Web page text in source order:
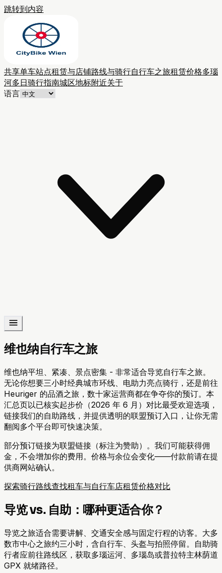
跳转到内容
共享单车站点租赁与店铺路线与骑行自行车之旅租赁价格多瑙
河多日骑行指南城区地标附近关于
语言
维也纳自行车之旅
维也纳平坦、紧凑、景点密集 - 非常适合导览自行车之旅。
无论你想要三小时经典城市环线、电助力亮点骑行，还是前往
Heuriger 的品酒之旅，数十家运营商都在争夺你的预订。本
汇总页以已核实起步价（2026 年 6 月）对比最受欢迎选项，
链接我们的自助路线，并提供透明的联盟预订入口，让你无需
翻阅多个平台即可快速决策。
部分预订链接为联盟链接（标注为赞助）。我们可能获得佣
金，不会增加你的费用。价格与余位会变化——付款前请在提
供商网站确认。
探索骑行路线查找租车与自行车店租赁价格对比
导览 vs. 自助：哪种更适合你？
导览之旅适合需要讲解、交通安全感与固定行程的访客。大多
数市中心之旅约三小时，含自行车、头盔与拍照停留。自助骑
行者应前往路线区，获取多瑙运河、多瑙岛或普拉特主林荫道
GPX 就绪路径。